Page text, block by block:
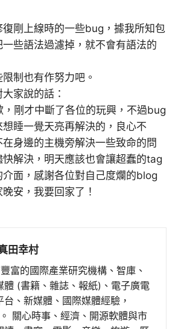
復剛上線時的一些bug，據我所知包
些語法過濾掉，就不會有語法的
制也有作努力吧。
家說的話：
剛才中斷了各位的玩興，不過bug
睡一覺天亮再解決的，良心不
身邊的主機旁解決一些致命的問
解決，明天應該也會讓超蠢的tag
介面，感謝各位對自己度爛的blog
安，我要回家了！
田幸村
富的國際產業研究機構、智庫、
體 (書籍、雜誌、報紙)、電子廣電
、新媒體、國際媒體經驗，
關心時事、經濟、開源軟體與市